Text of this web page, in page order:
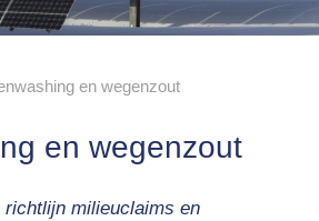
en wegenzout
en wegenzout
richtlijn milieuclaims en